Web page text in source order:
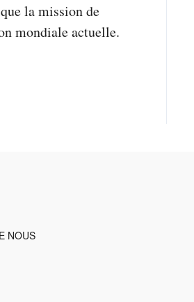
la mission de
mondiale actuelle.
NOUS